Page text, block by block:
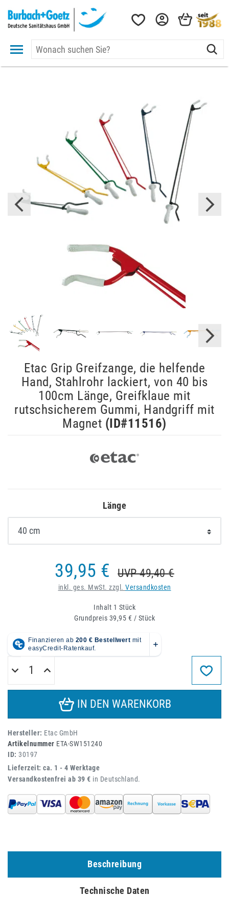
Etac Grip Greifzange, die helfende
Hand, Stahlrohr lackiert, von 40 bis
100cm Länge, Greifklaue mit
rutschsicherem Gummi, Handgriff mit
Magnet (ID#11516)
Länge
39,95 € UVP 49,40 €
inkl. ges. MwSt. zzgl. Versandkosten
Inhalt 1 Stück
Grundpreis 39,95 € / Stück
IN DEN WARENKORB
Hersteller: Etac GmbH
Artikelnummer ETA-SW151240
ID: 30197
Lieferzeit: ca. 1 - 4 Werktage
Versandkostenfrei ab 39 € in Deutschland.
Beschreibung
Technische Daten